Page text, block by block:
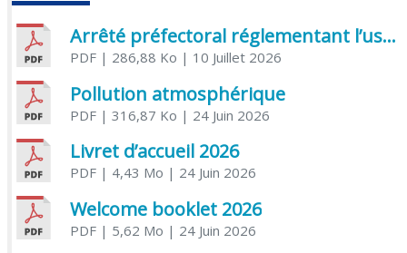
Arrêté préfectoral réglementant l’usage de l’eau
PDF| 286,88 Ko | 10 Juillet 2026
Pollution atmosphérique
PDF| 316,87 Ko | 24 Juin 2026
Livret d’accueil 2026
PDF| 4,43 Mo | 24 Juin 2026
Welcome booklet 2026
PDF| 5,62 Mo | 24 Juin 2026